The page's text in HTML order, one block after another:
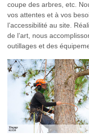
coupe des arbres, etc.
vos attentes et à vos
l’accessibilité au site.
de l’art, nous
outillages et des